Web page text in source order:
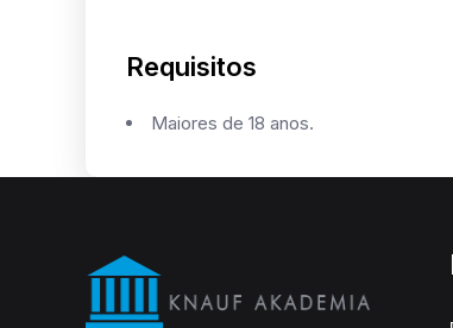
Requisitos
Maiores de 18 anos.